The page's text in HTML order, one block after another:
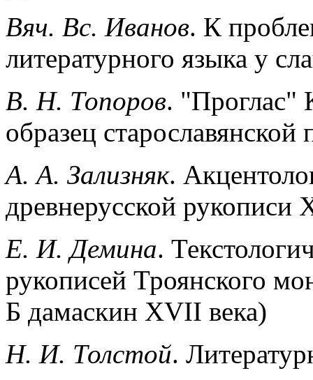
Вяч. Вс. Иванов. К
литературного языка у
В. Н. Топоров. "Проглас"
образец старославянской
А. А. Зализняк.
древнерусской
Е. И. Демина.
рукописей Троянского
Б дамаскин XVII века)
Н. И. Толстой.